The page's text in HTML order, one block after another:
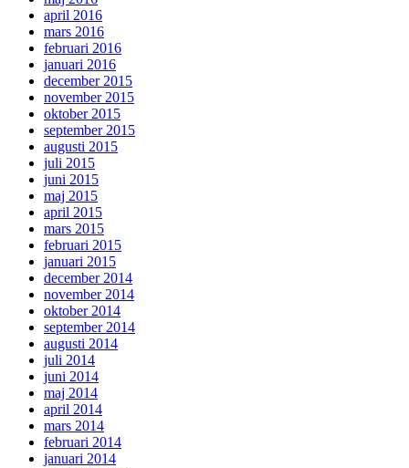
april 2016
mars 2016
februari 2016
januari 2016
december 2015
november 2015
oktober 2015
september 2015
augusti 2015
juli 2015
juni 2015
maj 2015
april 2015
mars 2015
februari 2015
januari 2015
december 2014
november 2014
oktober 2014
september 2014
augusti 2014
juli 2014
juni 2014
maj 2014
april 2014
mars 2014
februari 2014
januari 2014